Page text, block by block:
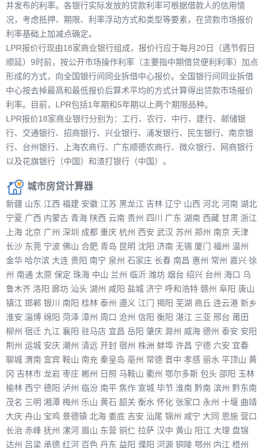
并发布的利率。各银行实际发放的贷款利率可根据借款人的信用情
况，考虑抵押、期限、利率浮动方式和类型等要素，在贷款市场报价
利率基础上加减点确定。
LPR报价行现由18家商业银行组成，报价行应于每月20日（遇节假日
顺延）9时前，按公开市场操作利率（主要指中期借贷便利利率）加点
形成的方式，向全国银行间同业拆借中心报价。全国银行间同业拆借
中心按去掉最高和最低报价后算术平均的方式计算得出贷款市场报价
利率。目前，LPR包括1年期和5年期以上两个期限品种。
LPR报价18家商业银行分别为：工行、农行、中行、建行、邮储银
行、交通银行、招商银行、兴业银行、浦发银行、民生银行、南京银
行、台州银行、上海农商行、广东顺德农商行、微众银行、网商银行
以及花旗银行（中国）和渣打银行（中国）。
城市房贷计算器
新疆 山东 江西 福建 安徽 江苏 黑龙江 吉林 辽宁 山西 河北 河南 湖北
宁夏 广西 内蒙古 青海 陕西 云南 贵州 四川 广东 湖南 西藏 甘肃 浙江
上海 北京 广州 深圳 成都 重庆 杭州 西安 武汉 苏州 郑州 南京 天津
长沙 东莞 宁波 佛山 合肥 青岛 昆明 沈阳 济南 无锡 厦门 福州 温州
金华 哈尔滨 大连 贵阳 南宁 泉州 石家庄 长春 南昌 惠州 常州 嘉兴 徐
州 南通 太原 保定 珠海 中山 兰州 临沂 潍坊 烟台 绍兴 台州 海口 乌
鲁木齐 洛阳 廊坊 汕头 湖州 咸阳 盐城 济宁 呼和浩特 赣州 阜阳 唐山
镇江 邯郸 银川 南阳 桂林 泰州 遵义 江门 揭阳 芜湖 商丘 连云港 新乡
淮安 淄博 绵阳 菏泽 漳州 周口 沧州 信阳 衡阳 湛江 三亚 邢台 莆田
柳州 宿迁 九江 襄阳 驻马店 宜昌 岳阳 肇庆 滁州 威海 德州 泰安 安阳
荆州 运城 安庆 潮州 清远 开封 宿州 株洲 蚌埠 许昌 宁德 六安 宜春
聊城 渭南 宜宾 鞍山 南充 秦皇岛 亳州 常德 晋中 孝感 丽水 平顶山 黄
冈 吉林市 龙岩 枣庄 郴州 日照 马鞍山 衢州 鄂尔多斯 包头 邵阳 玉林
榆林 西宁 德阳 泸州 临汾 南平 焦作 宣城 毕节 淮南 黔南 滨州 黔东南
茂名 三明 湘潭 梅州 乐山 黄石 韶关 衡水 怀化 张家口 永州 十堰 曲靖
大庆 舟山 宝鸡 景德镇 北海 娄底 吉安 汕尾 锦州 咸宁 大同 恩施 营口
长治 赤峰 抚州 漯河 眉山 东营 铜仁 拉萨 汉中 黄山 阳江 大理 盘锦
达州 吕梁 承德 红河 百色 丹东 益阳 濮阳 河源 铜陵 鄂州 内江 梧州